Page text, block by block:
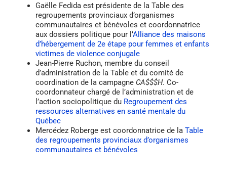
Gaëlle Fedida est présidente de la Table des
regroupements provinciaux d’organismes
communautaires et bénévoles et coordonnatrice
aux dossiers politique pour l’Alliance des maisons
d’hébergement de 2e étape pour femmes et enfants
victimes de violence conjugale
Jean-Pierre Ruchon, membre du conseil
d’administration de la Table et du comité de
coordination de la campagne CA$$$H. Co-
coordonnateur chargé de l’administration et de
l’action sociopolitique du Regroupement des
ressources alternatives en santé mentale du
Québec
Mercédez Roberge est coordonnatrice de la Table
des regroupements provinciaux d’organismes
communautaires et bénévoles